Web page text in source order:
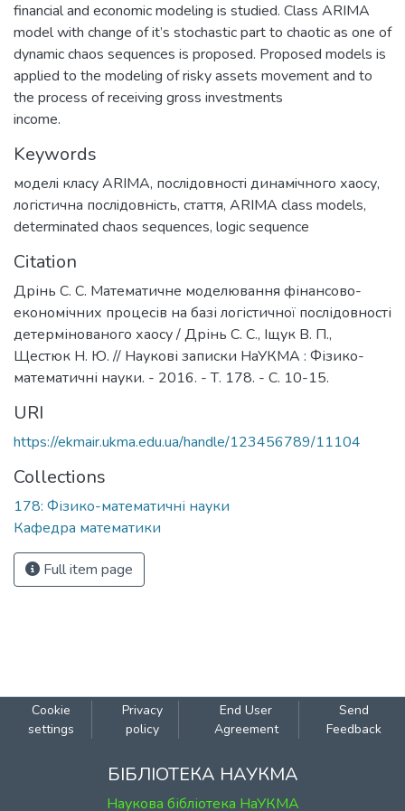
financial and economic modeling is studied. Class ARIMA
model with change of it’s stochastic part to chaotic as one of
dynamic chaos sequences is proposed. Proposed models is
applied to the modeling of risky assets movement and to
the process of receiving gross investments
income.
Keywords
моделi класу ARIMA, послiдовностi динамiчного хаосу,
логiстична послiдовнiсть, стаття, ARIMA class models,
determinated chaos sequences, logic sequence
Citation
Дрінь C. С. Математичне моделювання фінансово-
економічних процесів на базі логістичної послідовності
детермінованого хаосу / Дрінь С. С., Іщук В. П.,
Щестюк Н. Ю. // Наукові записки НаУКМА : Фізико-
математичні науки. - 2016. - Т. 178. - С. 10-15.
URI
https://ekmair.ukma.edu.ua/handle/123456789/11104
Collections
178: Фізико-математичні науки
Кафедра математики
Full item page
Cookie
settings
Privacy
policy
End User
Agreement
Send
Feedback
БІБЛІОТЕКА НАУКМА
Наукова бібліотека НаУКМА